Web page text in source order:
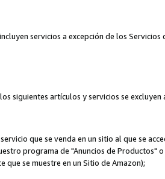
servicios a excepción de los
siguientes artículos y servicios se
que se venda en un sitio al que se
programa de "Anuncios de Productos"
que se muestre en un Sitio de Amazon);